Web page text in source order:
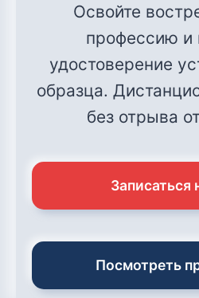
Освойте
профессию и
удостоверение
образца.
без отрыва
Записаться
Посмотреть